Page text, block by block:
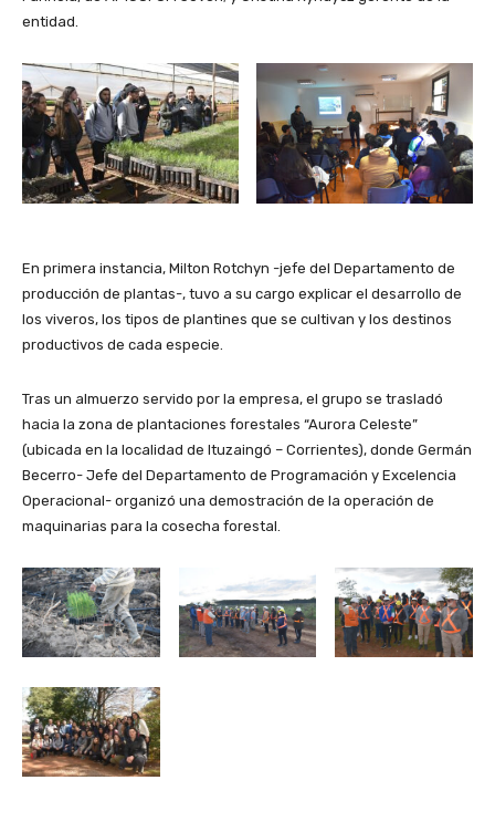
entidad.
En primera instancia, Milton Rotchyn -jefe del Departamento de
producción de plantas-, tuvo a su cargo explicar el desarrollo de
los viveros, los tipos de plantines que se cultivan y los destinos
productivos de cada especie.
Tras un almuerzo servido por la empresa, el grupo se trasladó
hacia la zona de plantaciones forestales “Aurora Celeste”
(ubicada en la localidad de Ituzaingó – Corrientes), donde Germán
Becerro- Jefe del Departamento de Programación y Excelencia
Operacional- organizó una demostración de la operación de
maquinarias para la cosecha forestal.